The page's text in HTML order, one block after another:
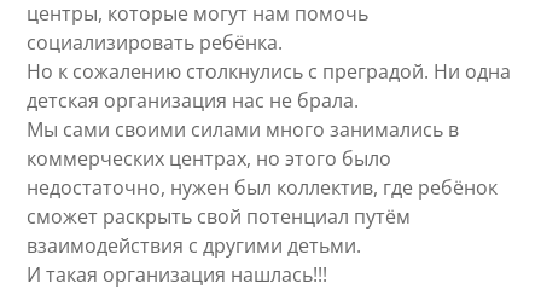
центры, которые могут нам помочь
социализировать ребёнка.
Но к сожалению столкнулись с преградой. Ни одна
детская организация нас не брала.
Мы сами своими силами много занимались в
коммерческих центрах, но этого было
недостаточно, нужен был коллектив, где ребёнок
сможет раскрыть свой потенциал путём
взаимодействия с другими детьми.
И такая организация нашлась!!!